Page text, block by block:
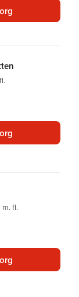
m. fl.